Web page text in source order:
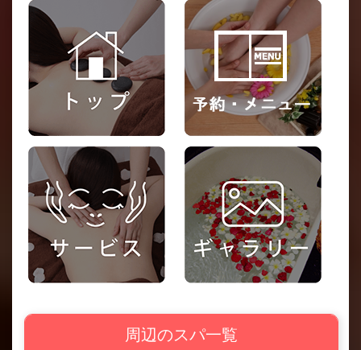
周辺のスパ一覧